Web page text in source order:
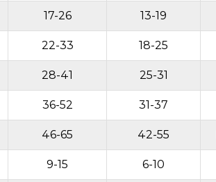
13-19
17-26
18-25
22-33
25-31
28-41
31-37
36-52
42-55
46-65
6-10
9-15